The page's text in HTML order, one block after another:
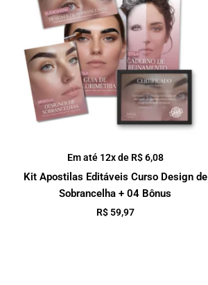
Em até 12x de R$6,08
Kit Apostilas Editáveis Curso Design de
Sobrancelha + 04 Bônus
R$59,97